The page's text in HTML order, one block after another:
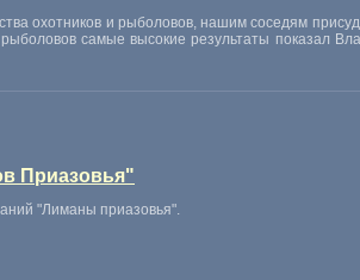
охотников и рыболовов, нашим соседям
самые высокие результаты показал
Приазовья"
"Лиманы приазовья".